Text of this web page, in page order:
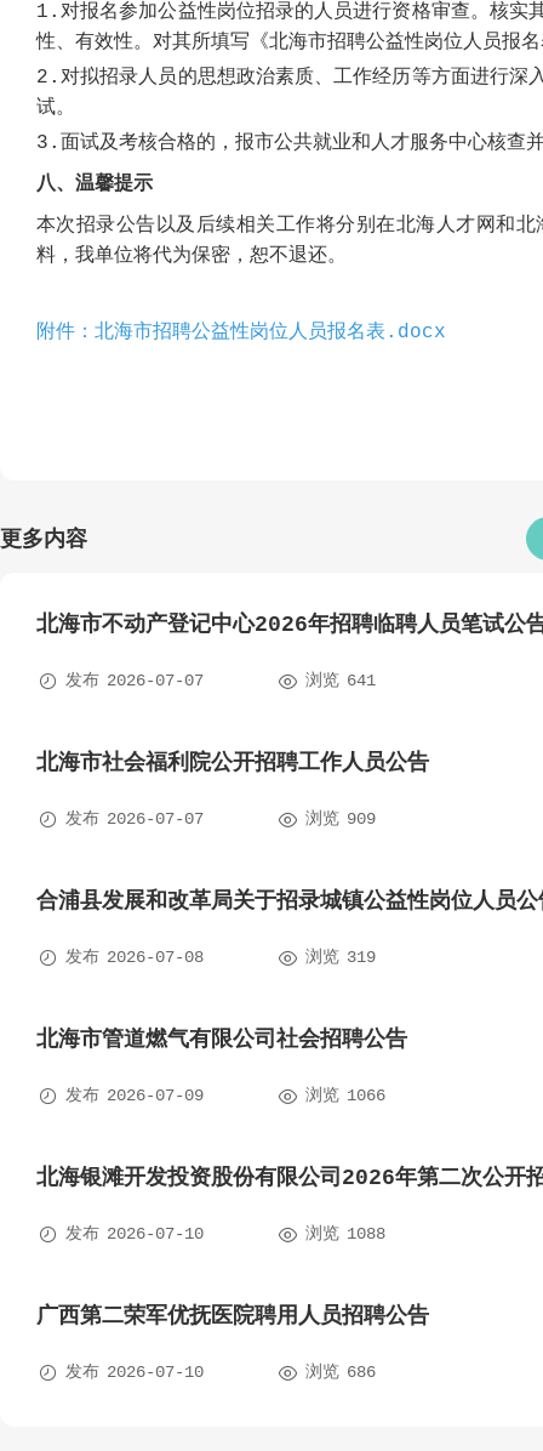
1.对报名参加公益性岗位招录的人员进行资格审查。核实
性、有效性。对其所填写《北海市招聘公益性岗位人员报
2.对拟招录人员的思想政治素质、工作经历等方面进行深
试。
3.面试及考核合格的，报市公共就业和人才服务中心核查
八、温馨提示
本次招录公告以及后续相关工作将分别在北海人才网和
料，我单位将代为保密，恕不退还。
附件：北海市招聘公益性岗位人员报名表.docx
更多内容
北海市不动产登记中心2026年招聘临聘人员笔试公
 发布 2026-07-07  浏览 641
北海市社会福利院公开招聘工作人员公告
 发布 2026-07-07  浏览 909
合浦县发展和改革局关于招录城镇公益性岗位人员公
 发布 2026-07-08  浏览 319
北海市管道燃气有限公司社会招聘公告
 发布 2026-07-09  浏览 1066
北海银滩开发投资股份有限公司2026年第二次公开
 发布 2026-07-10  浏览 1088
广西第二荣军优抚医院聘用人员招聘公告
 发布 2026-07-10  浏览 686